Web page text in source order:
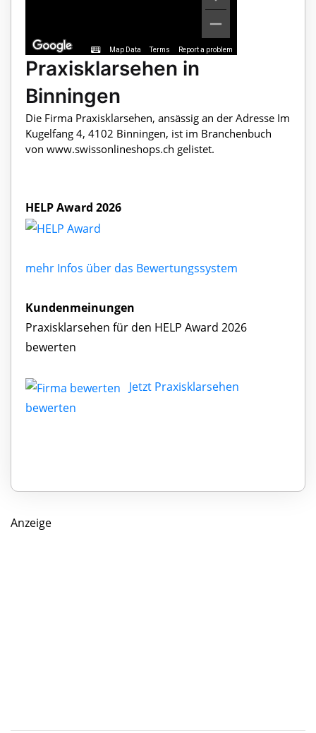
Map Data Terms Report a problem
Praxisklarsehen in
Binningen
Die Firma Praxisklarsehen, ansässig an der Adresse Im
Kugelfang 4, 4102 Binningen, ist im Branchenbuch
von www.swissonlineshops.ch gelistet.
HELP Award 2026
mehr Infos über das Bewertungssystem
Kundenmeinungen
Praxisklarsehen für den HELP Award 2026
bewerten
Jetzt Praxisklarsehen
bewerten
Anzeige